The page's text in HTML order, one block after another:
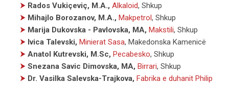
⮞ Rados Vukiçeviç, M.A., Alkaloid, Shkup
⮞ Mihajlo Borozanov, M.A., Makpetrol, Shkup
⮞ Marija Dukovska - Pavlovska, MA, Makstili, Shkup
⮞ Ivica Talevski, Minierat Sasa, Makedonska Kamenicë
⮞ Anatol Kutrevski, M.Sc, Pecabesko, Shkup
⮞ Snezana Savic Dimovska, MA, Birrari, Shkup
⮞ Dr. Vasilka Salevska-Trajkova, Fabrika e duhanit Philip